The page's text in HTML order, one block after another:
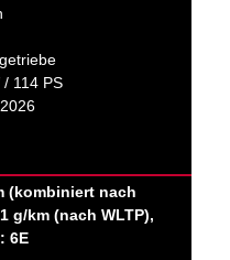
/ 114 PS
(kombiniert nach
g/km (nach WLTP),
6E